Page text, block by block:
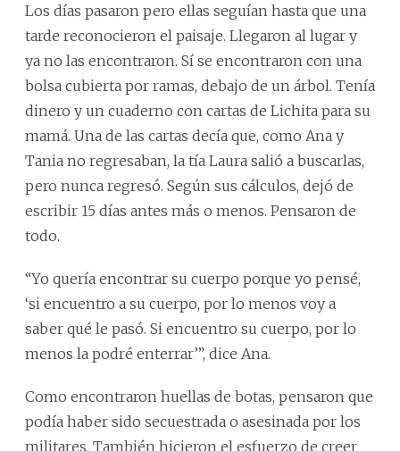
Los días pasaron pero ellas seguían hasta que una
tarde reconocieron el paisaje. Llegaron al lugar y
ya no las encontraron. Sí se encontraron con una
bolsa cubierta por ramas, debajo de un árbol. Tenía
dinero y un cuaderno con cartas de Lichita para su
mamá. Una de las cartas decía que, como Ana y
Tania no regresaban, la tía Laura salió a buscarlas,
pero nunca regresó. Según sus cálculos, dejó de
escribir 15 días antes más o menos. Pensaron de
todo.
“Yo quería encontrar su cuerpo porque yo pensé,
‘si encuentro a su cuerpo, por lo menos voy a
saber qué le pasó. Si encuentro su cuerpo, por lo
menos la podré enterrar’”, dice Ana.
Como encontraron huellas de botas, pensaron que
podía haber sido secuestrada o asesinada por los
militares. También hicieron el esfuerzo de creer